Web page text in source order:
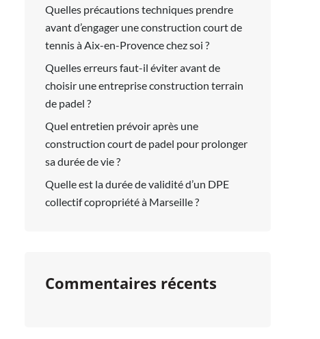
Quelles précautions techniques prendre
avant d’engager une construction court de
tennis à Aix-en-Provence chez soi ?
Quelles erreurs faut-il éviter avant de
choisir une entreprise construction terrain
de padel ?
Quel entretien prévoir après une
construction court de padel pour prolonger
sa durée de vie ?
Quelle est la durée de validité d’un DPE
collectif copropriété à Marseille ?
Commentaires récents